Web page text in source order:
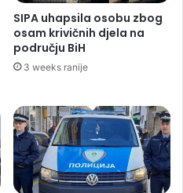
SIPA uhapsila osobu zbog
osam krivičnih djela na
području BiH
3 weeks ranije